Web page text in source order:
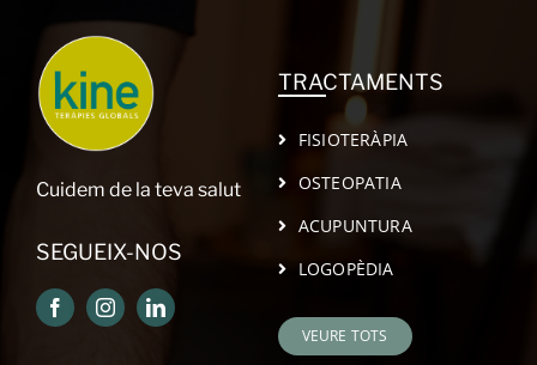
Cuidem de la teva salut
SEGUEIX-NOS
TRACTAMENTS
FISIOTERÀPIA
OSTEOPATIA
ACUPUNTURA
LOGOPÈDIA
VEURE TOTS